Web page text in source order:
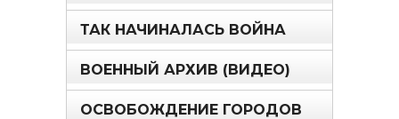
ТАК НАЧИНАЛАСЬ ВОЙНА
ВОЕННЫЙ АРХИВ (ВИДЕО)
ОСВОБОЖДЕНИЕ ГОРОДОВ